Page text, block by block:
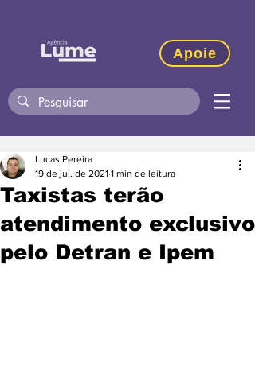
Apoie
Taxistas terão
atendimento exclusivo
pelo Detran e Ipem
Lucas Pereira
19 de jul. de 2021 1 min de leitura